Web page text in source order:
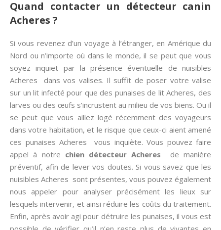
Quand contacter un détecteur canin
Acheres ?
Si vous revenez d’un voyage à l’étranger, en Amérique du
Nord ou n’importe où dans le monde, il se peut que vous
soyez inquiet par la présence éventuelle de nuisibles
Acheres dans vos valises. Il suffit de poser votre valise
sur un lit infecté pour que des punaises de lit Acheres, des
larves ou des œufs s’incrustent au milieu de vos biens. Ou il
se peut que vous aillez logé récemment des voyageurs
dans votre habitation, et le risque que ceux-ci aient amené
ces punaises Acheres vous inquiète. Vous pouvez faire
appel à notre chien détecteur Acheres de manière
préventif, afin de lever vos doutes. Si vous savez que les
nuisibles Acheres sont présentes, vous pouvez également
nous appeler pour analyser précisément les lieux sur
lesquels intervenir, et ainsi réduire les coûts du traitement.
Enfin, après avoir agi pour détruire les punaises, il vous est